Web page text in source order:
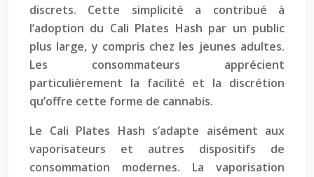
discrets. Cette simplicité a contribué à
l’adoption du Cali Plates Hash par un public
plus large, y compris chez les jeunes adultes.
Les consommateurs apprécient
particulièrement la facilité et la discrétion
qu’offre cette forme de cannabis.
Le Cali Plates Hash s’adapte aisément aux
vaporisateurs et autres dispositifs de
consommation modernes. La vaporisation